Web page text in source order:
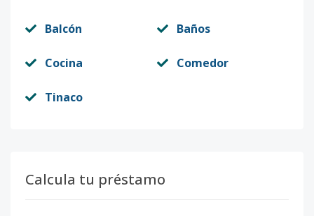
Balcón Baños
Cocina Comedor
Tinaco
Calcula tu préstamo